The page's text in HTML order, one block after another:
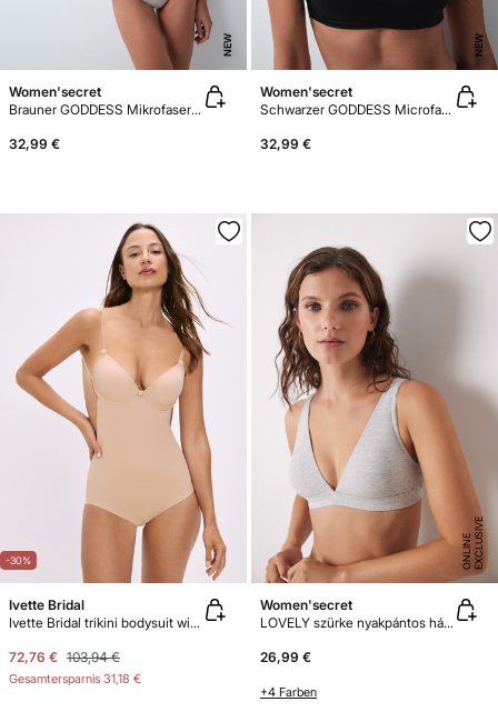
NEW
Women'secret
Brauner GODDESS Mikrofaser-Top-BH mit Schaumstoff
32,99 €
NEW
Women'secret
Schwarzer GODDESS Microfaser-Top-BH mit Schaumstoff
32,99 €
-30%
Ivette Bridal
Ivette Bridal trikini bodysuit with push-up cups in nude
72,76 € 103,94 €
Gesamtersparnis 31,18 €
E
X
C
L
U
SI
V
E
O
N
LI
N
E
Women'secret
LOVELY szürke nyakpántos háromszög fazonú melltartó
26,99 €
+4 Farben